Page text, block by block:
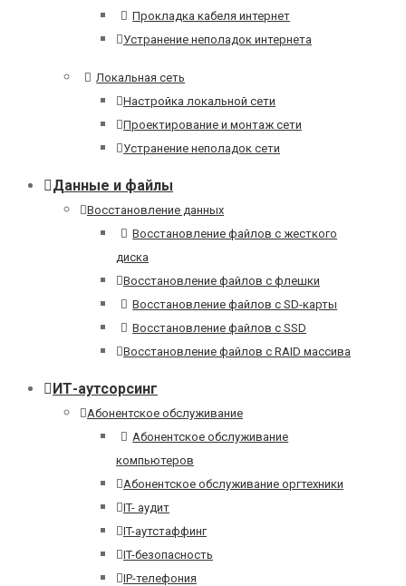
Прокладка кабеля интернет
Устранение неполадок интернета
Локальная сеть
Настройка локальной сети
Проектирование и монтаж сети
Устранение неполадок сети
Данные и файлы
Восстановление данных
Восстановление файлов с жесткого
диска
Восстановление файлов с флешки
Восстановление файлов с SD-карты
Восстановление файлов с SSD
Восстановление файлов с RAID массива
ИТ-аутсорсинг
Абонентское обслуживание
Абонентское обслуживание
компьютеров
Абонентское обслуживание оргтехники
IT- аудит
IT-аутстаффинг
IT-безопасность
IP-телефония